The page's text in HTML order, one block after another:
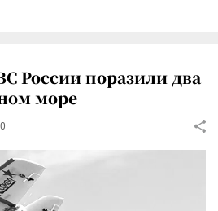
России поразили два
море
0